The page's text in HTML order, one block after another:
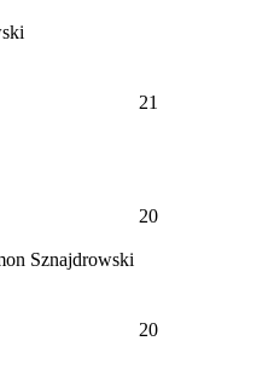
21
Sznajdrowski
20
20